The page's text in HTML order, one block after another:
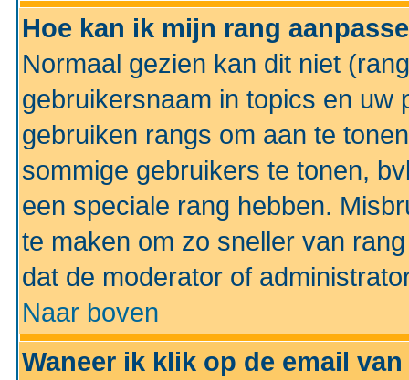
Hoe kan ik mijn rang
Normaal gezien kan dit niet
gebruikersnaam in topics en uw
gebruiken rangs om aan te
sommige gebruikers te tonen,
een speciale rang hebben.
te maken om zo sneller van
dat de moderator of
Naar boven
Waneer ik klik op de email